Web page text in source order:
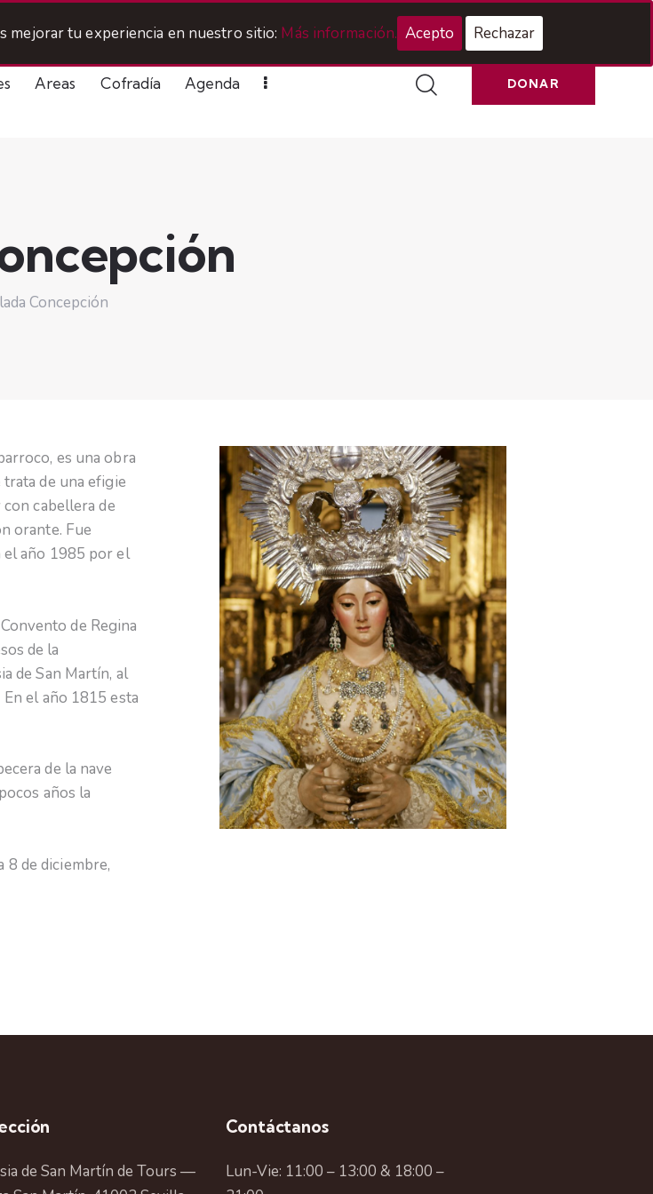
Acceso Hermanos
Areas Cofradía Agenda DONAR
Concepción
es una obra
de una efigie
cabellera de
orante. Fue
el año 1985 por el
de Regina
de la
de San Martín, al
el año 1815 esta
de la nave
años la
8 de diciembre,
de San Martín de Tours —
Contáctanos
Lun-Vie: 11:00 – 13:00 & 18:00 –
mejorar tu experiencia en nuestro sitio: Más información. Acepto Rechazar